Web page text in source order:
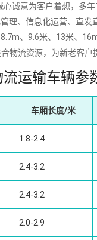
诚意为客户着想，多年
理、信息化运营、直发
、9.6米、13米、
物流资源，为新老客户
运输车辆参
车厢长度/米
1.8-2.4
2.4-3.2
2.4-3.2
2.0-2.9